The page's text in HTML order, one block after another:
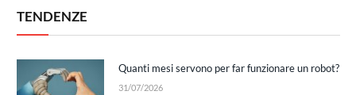
TENDENZE
Quanti mesi servono per far funzionare un robot?
31/07/2026